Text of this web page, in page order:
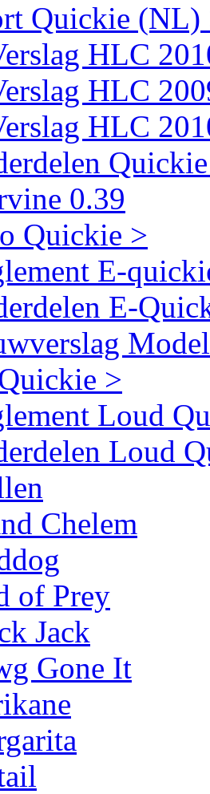
Quickie (NL)
HLC
HLC
HLC
0.39
Quickie >
E-
E-
>
Loud
Loud
Chelem
of Prey
Jack
Gone It